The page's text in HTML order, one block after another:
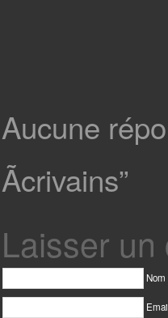
Aucune
Ãcrivains”
Laisser
Nom